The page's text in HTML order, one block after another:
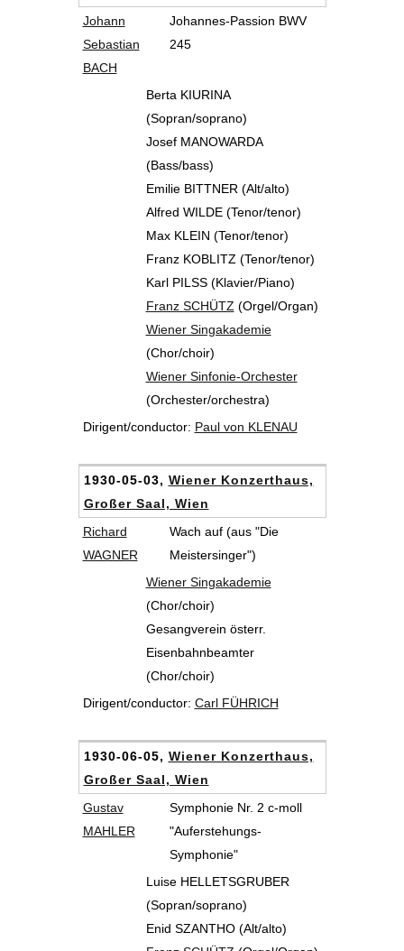
Johann
Sebastian
BACH
Johannes-Passion BWV
245
Berta KIURINA
(Sopran/soprano)
Josef MANOWARDA
(Bass/bass)
Emilie BITTNER (Alt/alto)
Alfred WILDE (Tenor/tenor)
Max KLEIN (Tenor/tenor)
Franz KOBLITZ (Tenor/tenor)
Karl PILSS (Klavier/Piano)
Franz SCHÜTZ (Orgel/Organ)
Wiener Singakademie
(Chor/choir)
Wiener Sinfonie-Orchester
(Orchester/orchestra)
Dirigent/conductor: Paul von KLENAU
1930-05-03, Wiener Konzerthaus,
Großer Saal, Wien
Richard
WAGNER
Wach auf (aus "Die
Meistersinger")
Wiener Singakademie
(Chor/choir)
Gesangverein österr.
Eisenbahnbeamter
(Chor/choir)
Dirigent/conductor: Carl FÜHRICH
1930-06-05, Wiener Konzerthaus,
Großer Saal, Wien
Gustav
MAHLER
Symphonie Nr. 2 c-moll
"Auferstehungs-
Symphonie"
Luise HELLETSGRUBER
(Sopran/soprano)
Enid SZANTHO (Alt/alto)